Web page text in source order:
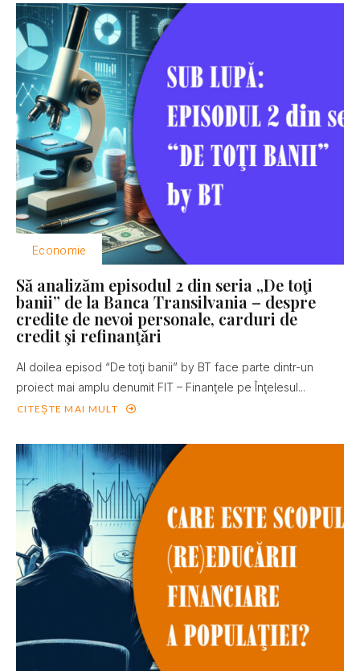
Economie
Să analizăm episodul 2 din seria „De toţi
banii” de la Banca Transilvania – despre
credite de nevoi personale, carduri de
credit şi refinanţări
Al doilea episod “De toţi banii” by BT face parte dintr-un
proiect mai amplu denumit FIT – Finanţele pe Înţelesul...
CITEȘTE MAI MULT